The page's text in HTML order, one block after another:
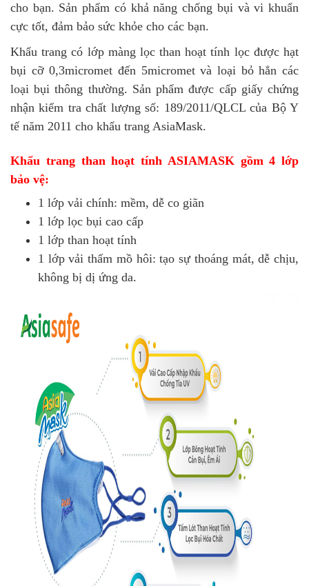
cho bạn. Sản phẩm có khả năng chống bụi và vi khuẩn
cực tốt, đảm bảo sức khỏe cho các bạn.
Khẩu trang có lớp màng lọc than hoạt tính lọc được hạt
bụi cỡ 0,3micromet đến 5micromet và loại bỏ hẳn các
loại bụi thông thường. Sản phẩm được cấp giấy chứng
nhận kiểm tra chất lượng số: 189/2011/QLCL của Bộ Y
tế năm 2011 cho khẩu trang AsiaMask.
Khẩu trang than hoạt tính ASIAMASKgồm 4 lớp
bảo vệ:
1 lớp vải chính: mềm, dễ co giãn
1 lớp lọc bụi cao cấp
1 lớp than hoạt tính
1 lớp vải thấm mồ hôi: tạo sự thoáng mát, dễ chịu,
không bị dị ứng da.